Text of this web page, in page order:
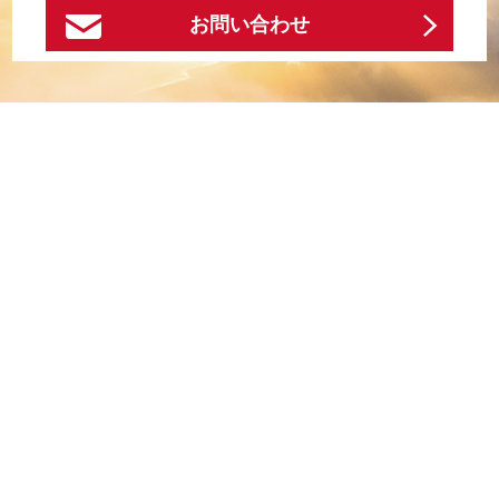
お問い合わせ